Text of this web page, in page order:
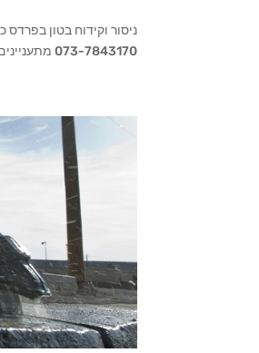
ניסור וקידוח בטון
073-7843170 מתעניינים בשירותי ניסור וקידוח בטון בפרדס כ"ץ? הגעתם למקום הנכון. אנו מתמחים בכל שירותי ניסור...